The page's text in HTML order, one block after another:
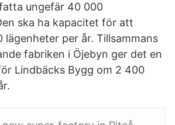
ungefär 40 000
ska ha kapacitet för att
lägenheter per år. Tillsammans
fabriken i Öjebyn ger det en
Lindbäcks Bygg om 2 400